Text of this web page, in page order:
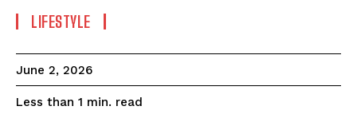
LIFESTYLE
June 2, 2026
Less than 1 min. read